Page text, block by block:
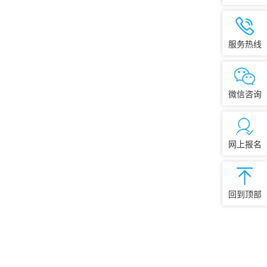
服务热线
微信咨询
网上报名
回到顶部